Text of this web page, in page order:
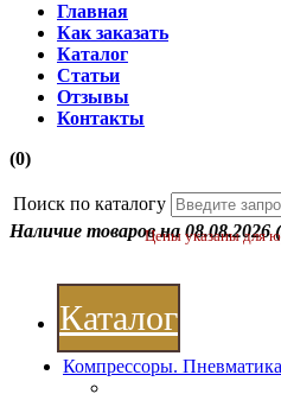
Главная
Как заказать
Каталог
Статьи
Отзывы
Контакты
(0)
Поиск по каталогу
Наличие товаров на 08.08.2026
Цены указаны для
Каталог
Компрессоры. Пневматика